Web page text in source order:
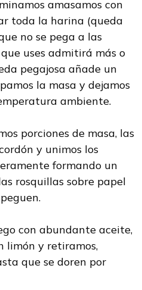
amasamos con
toda la harina (queda
no se pega a las
uses admitirá más o
pegajosa añade un
la masa y dejamos
ambiente.
porciones de masa, las
y unimos los
formando un
rosquillas sobre papel
con abundante aceite,
limón y retiramos,
que se doren por